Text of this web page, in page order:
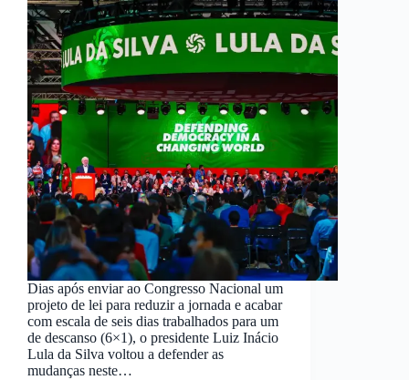
Dias após enviar ao Congresso Nacional um
projeto de lei para reduzir a jornada e acabar
com escala de seis dias trabalhados para um
de descanso (6×1), o presidente Luiz Inácio
Lula da Silva voltou a defender as
mudanças neste…